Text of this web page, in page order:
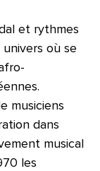
et rythmes
où se
musiciens
dans
musical
les